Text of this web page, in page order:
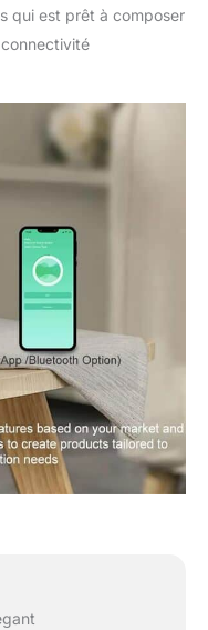
qui est prêt à composer